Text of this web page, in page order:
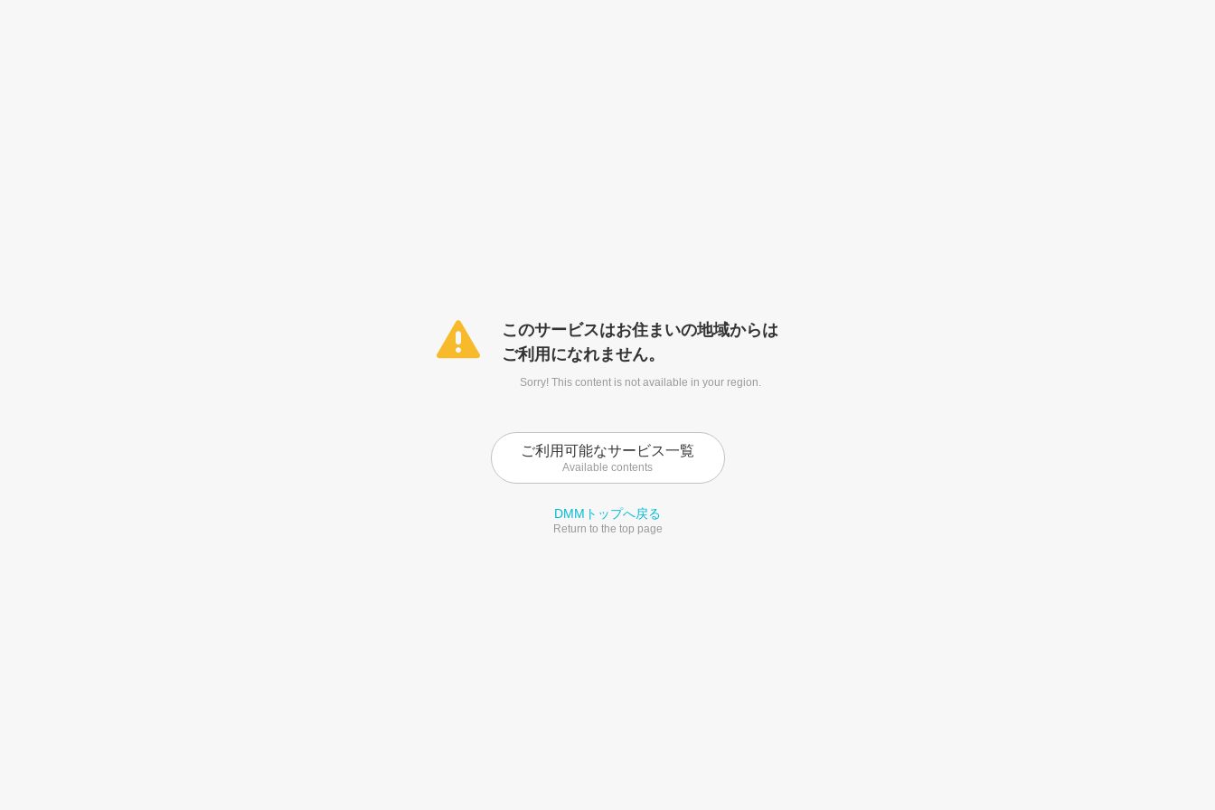
このサービスはお住まいの地域からは
ご利用になれません。
Sorry! This content is not available in your region.
ご利用可能なサービス一覧
Available contents
DMMトップへ戻る
Return to the top page